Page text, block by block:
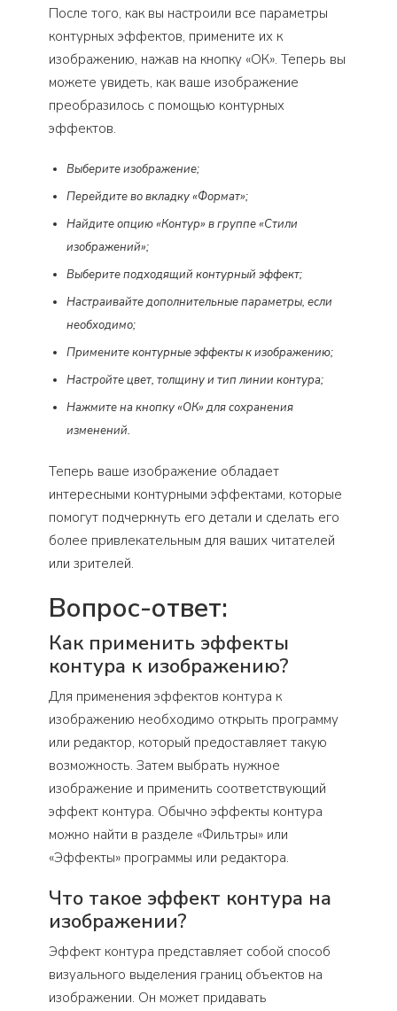
После того, как вы настроили все параметры
контурных эффектов, примените их к
изображению, нажав на кнопку «ОК». Теперь вы
можете увидеть, как ваше изображение
преобразилось с помощью контурных
эффектов.
Выберите изображение;
Перейдите во вкладку «Формат»;
Найдите опцию «Контур» в группе «Стили
изображений»;
Выберите подходящий контурный эффект;
Настраивайте дополнительные параметры, если
необходимо;
Примените контурные эффекты к изображению;
Настройте цвет, толщину и тип линии контура;
Нажмите на кнопку «ОК» для сохранения
изменений.
Теперь ваше изображение обладает
интересными контурными эффектами, которые
помогут подчеркнуть его детали и сделать его
более привлекательным для ваших читателей
или зрителей.
Вопрос-ответ:
Как применить эффекты
контура к изображению?
Для применения эффектов контура к
изображению необходимо открыть программу
или редактор, который предоставляет такую
возможность. Затем выбрать нужное
изображение и применить соответствующий
эффект контура. Обычно эффекты контура
можно найти в разделе «Фильтры» или
«Эффекты» программы или редактора.
Что такое эффект контура на
изображении?
Эффект контура представляет собой способ
визуального выделения границ объектов на
изображении. Он может придавать